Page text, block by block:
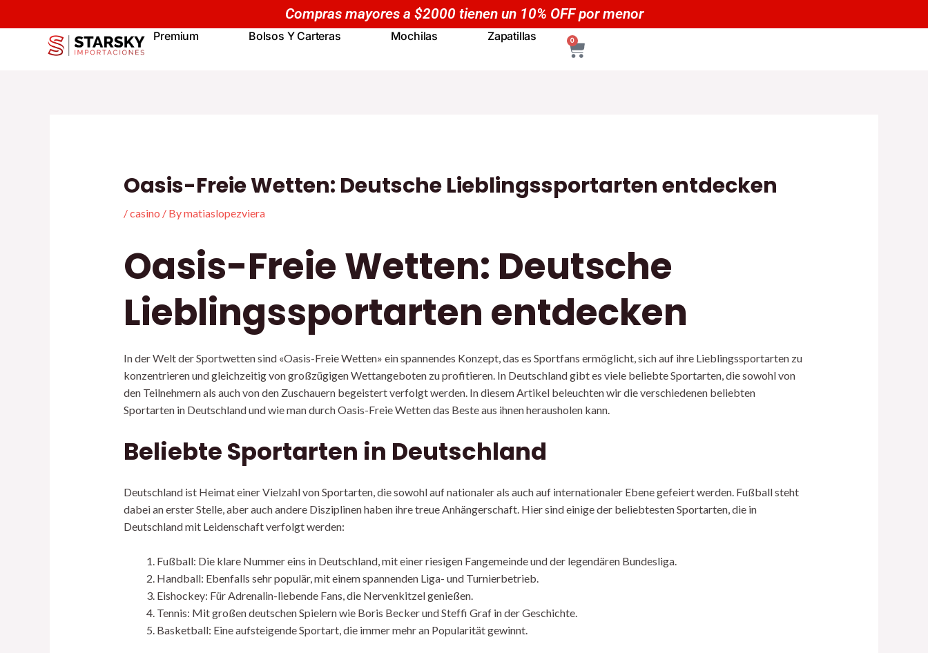
to
Compras mayores a $2000 tienen un 10% OFF por menor
Premium Bolsos Y Carteras Mochilas Zapatillas 0
CART
Oasis-Freie Wetten: Deutsche Lieblingssportarten entdecken
/casino / Bymatiaslopezviera
Oasis-Freie Wetten: Deutsche
Lieblingssportarten entdecken
In der Welt der Sportwetten sind «Oasis-Freie Wetten» ein spannendes Konzept, das es Sportfans ermöglicht, sich auf ihre Lieblingssportarten zu
konzentrieren und gleichzeitig von großzügigen Wettangeboten zu profitieren. In Deutschland gibt es viele beliebte Sportarten, die sowohl von
den Teilnehmern als auch von den Zuschauern begeistert verfolgt werden. In diesem Artikel beleuchten wir die verschiedenen beliebten
Sportarten in Deutschland und wie man durch Oasis-Freie Wetten das Beste aus ihnen herausholen kann.
Beliebte Sportarten in Deutschland
Deutschland ist Heimat einer Vielzahl von Sportarten, die sowohl auf nationaler als auch auf internationaler Ebene gefeiert werden. Fußball steht
dabei an erster Stelle, aber auch andere Disziplinen haben ihre treue Anhängerschaft. Hier sind einige der beliebtesten Sportarten, die in
Deutschland mit Leidenschaft verfolgt werden:
Fußball: Die klare Nummer eins in Deutschland, mit einer riesigen Fangemeinde und der legendären Bundesliga.
Handball: Ebenfalls sehr populär, mit einem spannenden Liga- und Turnierbetrieb.
Eishockey: Für Adrenalin-liebende Fans, die Nervenkitzel genießen.
Tennis: Mit großen deutschen Spielern wie Boris Becker und Steffi Graf in der Geschichte.
Basketball: Eine aufsteigende Sportart, die immer mehr an Popularität gewinnt.
de
entradas